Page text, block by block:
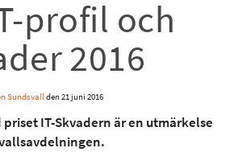
profil och
2016
Sundsvallden21 juni 2016
IT-Skvadern är en utmärkelse